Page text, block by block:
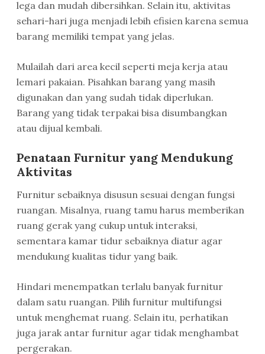
lega dan mudah dibersihkan. Selain itu, aktivitas
sehari-hari juga menjadi lebih efisien karena semua
barang memiliki tempat yang jelas.
Mulailah dari area kecil seperti meja kerja atau
lemari pakaian. Pisahkan barang yang masih
digunakan dan yang sudah tidak diperlukan.
Barang yang tidak terpakai bisa disumbangkan
atau dijual kembali.
Penataan Furnitur yang Mendukung
Aktivitas
Furnitur sebaiknya disusun sesuai dengan fungsi
ruangan. Misalnya, ruang tamu harus memberikan
ruang gerak yang cukup untuk interaksi,
sementara kamar tidur sebaiknya diatur agar
mendukung kualitas tidur yang baik.
Hindari menempatkan terlalu banyak furnitur
dalam satu ruangan. Pilih furnitur multifungsi
untuk menghemat ruang. Selain itu, perhatikan
juga jarak antar furnitur agar tidak menghambat
pergerakan.